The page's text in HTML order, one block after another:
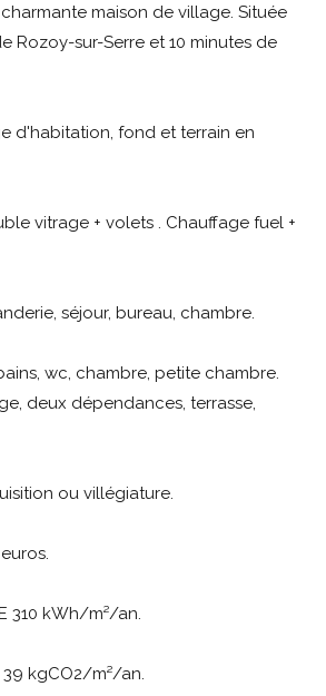
maison de village. Située
Rozoy-sur-Serre et 10 minutes de
d'habitation, fond et terrain en
vitrage + volets . Chauffage fuel +
séjour, bureau, chambre.
wc, chambre, petite chambre.
deux dépendances, terrasse,
ou villégiature.
310 kWh/m²/an.
39 kgCO2/m²/an.